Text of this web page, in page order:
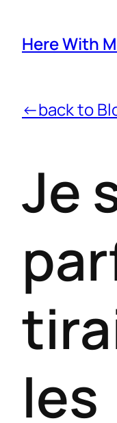
Here With
←back to
Je
les